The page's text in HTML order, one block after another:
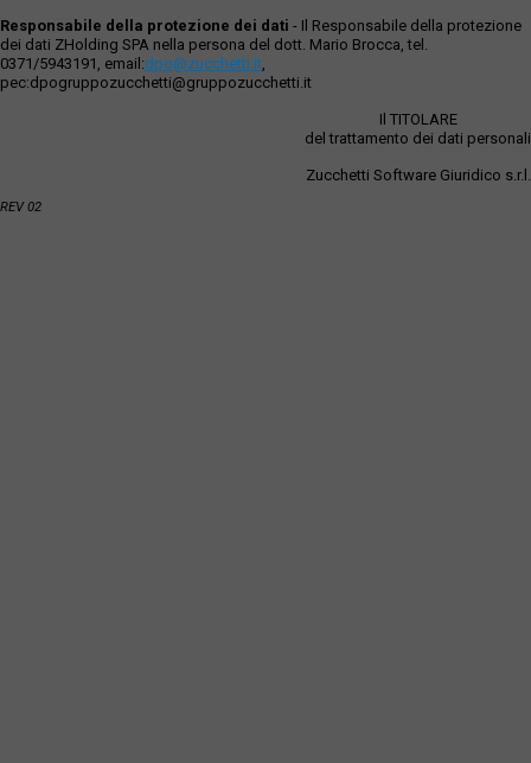
Responsabile della protezione dei dati - Il Responsabile della protezione
dei dati ZHolding SPA nella persona del dott. Mario Brocca, tel.
0371/5943191, email:dpo@zucchetti.it,
pec:dpogruppozucchetti@gruppozucchetti.it
Il TITOLARE
del trattamento dei dati personali
Zucchetti Software Giuridico s.r.l.
REV 02